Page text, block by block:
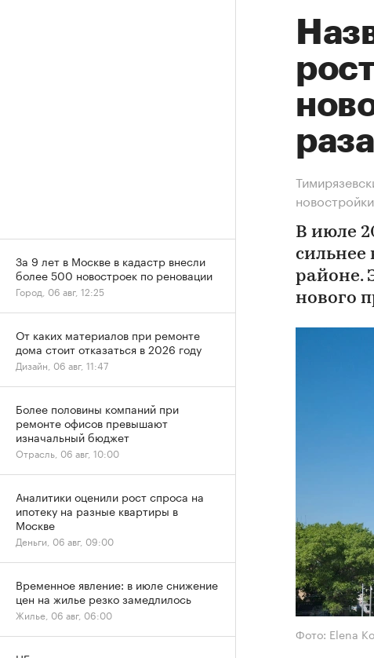
раза
новостройки
В июле
сильнее
районе.
нового
Фото: Elena
За 9 лет в Москве в кадастр внесли
более 500 новостроек по реновации
Город, 06 авг, 12:25
От каких материалов при ремонте
дома стоит отказаться в 2026 году
Дизайн, 06 авг, 11:47
Более половины компаний при
ремонте офисов превышают
изначальный бюджет
Отрасль, 06 авг, 10:00
Аналитики оценили рост спроса на
ипотеку на разные квартиры в
Москве
Деньги, 06 авг, 09:00
Временное явление: в июле снижение
цен на жилье резко замедлилось
Жилье, 06 авг, 06:00